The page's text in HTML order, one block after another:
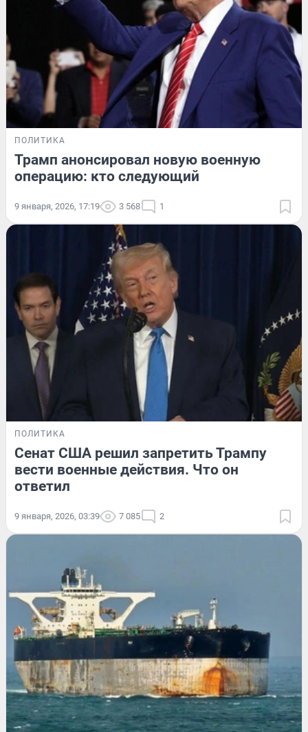
ПОЛИТИКА
Трамп анонсировал новую военную
операцию: кто следующий
9 января, 2026, 17:19 3 568 1
ПОЛИТИКА
Сенат США решил запретить Трампу
вести военные действия. Что он
ответил
9 января, 2026, 03:39 7 085 2